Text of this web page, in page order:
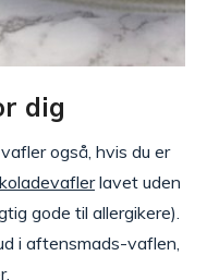
dig
også, hvis du er
lavet uden
gode til allergikere).
i aftensmads-vaflen,